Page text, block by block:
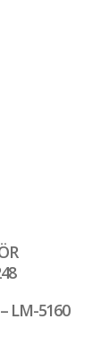
LM-5160